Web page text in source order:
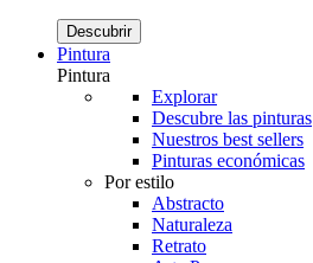
Descubrir
Pintura
Pintura
Explorar
Descubre las pinturas
Nuestros best sellers
Pinturas económicas
Por estilo
Abstracto
Naturaleza
Retrato